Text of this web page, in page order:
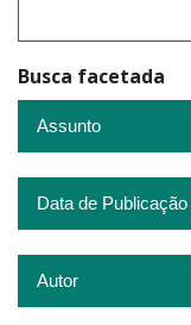
Busca facetada
Assunto
Data de Publicação
Autor